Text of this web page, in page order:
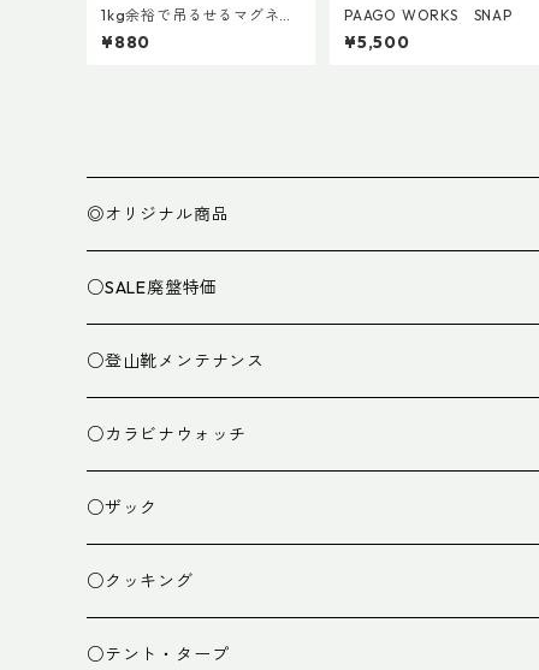
1kg余裕で吊るせるマグネッ
トキーホルダー
¥880
PAAGO WORKS SNAP
¥5,500
◎オリジナル商品
○SALE廃盤特価
○登山靴メンテナンス
○カラビナウォッチ
○ザック
ザック
スタッフバッグ
○クッキング
クッカー
○テント・タープ